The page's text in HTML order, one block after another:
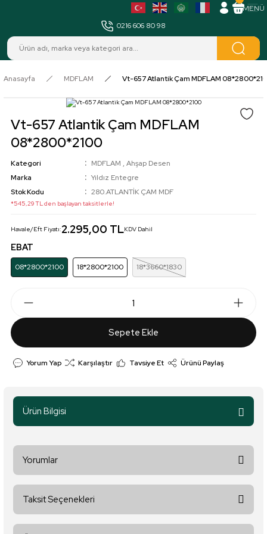
0216 606 80 98
Anasayfa MDFLAM Vt-657 Atlantik Çam MDFLAM
Vt-657 Atlantik Çam MDFLAM
08*2800*2100
Kategori MDFLAM , Ahşap Desen
Marka
Yıldız Entegre
Stok Kodu
280.ATLANTİK ÇAM MDF
*545,29 TL den başlayan taksitlerle!
Havale/Eft Fiyatı:2.295,00 TLKDV Dahil
EBAT
08*2800*2100 18*2800*2100 18*3660*1830
Sepete Ekle
Yorum Yap Karşılaştır Tavsiye Et Ürünü Paylaş
Ürün Bilgisi
Yorumlar
Taksit Seçenekleri